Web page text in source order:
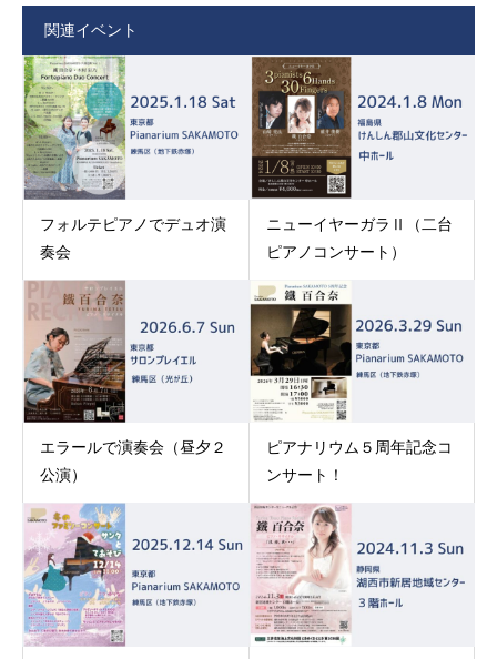
関連イベント
フォルテピアノでデュオ演
奏会
ニューイヤーガラⅡ（二台
ピアノコンサート）
エラールで演奏会（昼夕２
公演）
ピアナリウム５周年記念コ
ンサート！